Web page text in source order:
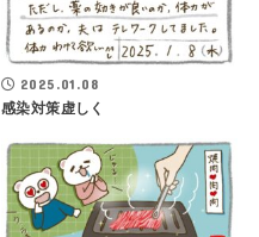
2025.01.08
感染対策虚しく